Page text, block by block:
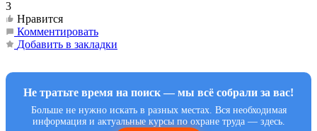
3
Нравится
Комментировать
Добавить в закладки
Не тратьте время на поиск — мы всё собрали за вас!
Больше не нужно искать в разных местах. Вся необходимая
информация и актуальные курсы по охране труда — здесь.